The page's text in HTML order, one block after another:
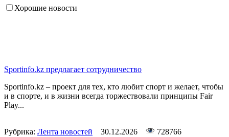
Хорошие новости
Sportinfo.kz предлагает сотрудничество
Sportinfo.kz – проект для тех, кто любит спорт и желает, чтобы
и в спорте, и в жизни всегда торжествовали принципы Fair
Play...
Рубрика: Лента новостей 30.12.2026 728766